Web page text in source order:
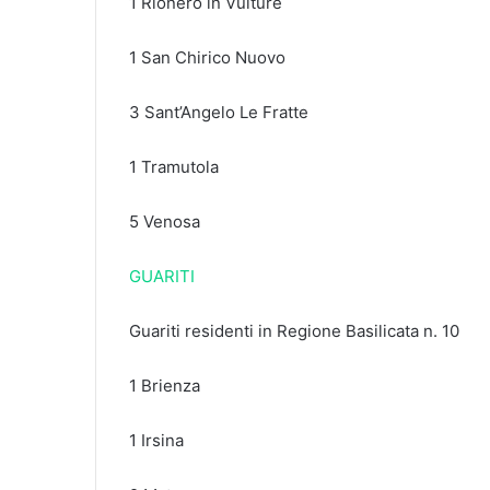
1 San Chirico Nuovo
3 Sant’Angelo Le Fratte
1 Tramutola
5 Venosa
GUARITI
Guariti residenti in Regione Basilicata n. 10
1 Brienza
1 Irsina